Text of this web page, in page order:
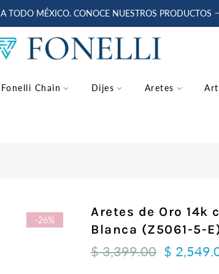
A TODO MÉXICO. CONOCE NUESTROS PRODUCTOS
Fonelli Chain Dijes Aretes
-26%
Aretes de Oro
Blanca (Z5061-5-
$ 3,399.00 $